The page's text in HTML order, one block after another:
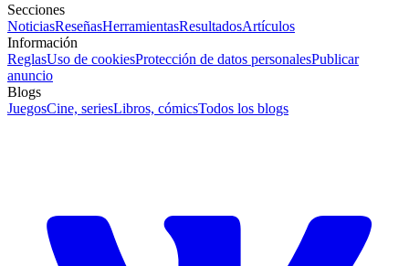
Secciones
NoticiasReseñasHerramientasResultadosArtículos
Información
ReglasUso de cookiesProtección de datos personalesPublicar
anuncio
Blogs
JuegosCine, seriesLibros, cómicsTodos los blogs